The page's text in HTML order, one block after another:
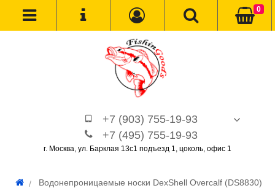
+7 (903) 755-19-93
+7 (495) 755-19-93
г. Москва, ул. Барклая 13с1 подъезд 1, цоколь, офис 1
0
Водонепроницаемые носки DexShell Overcalf (DS8830)